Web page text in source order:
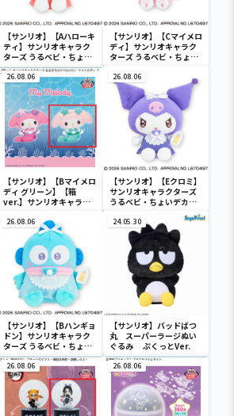
【サンリオ】【Aハローキ
ティ】サンリオキャラク
ターズ うるベビ・ちょい
デカドール
【サンリオ】【Cマイメロ
ディ】サンリオキャラク
ターズ うるベビ・ちょい
26.08.06
【サンリオ】【Bマイメロ
ディ グリーン】【箱
ver.】サンリオキャラク
SOFVIMATES～マイメロ
ディ マーメイドver. ～
26.08.06
【サンリオ】【Eクロミ】
サンリオキャラクターズ
うるベビ・ちょいデカド
26.08.06
【サンリオ】【Bハンギョ
ドン】サンリオキャラク
ターズ うるベビ・ちょい
デカドール
24.05.30
【サンリオ】バッドばつ
丸 スーパーラージぬい
ぐるみ ぷくっとVer.
26.08.06 26.08.06